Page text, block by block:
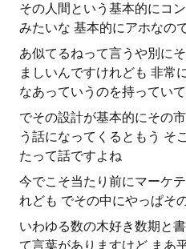
その人間という基本的にコ
みたいな 基本的にアホなの
あ似てるねって言うや別に
ましいんですけれども 非常
なあっていうのを持っていて
でその設計が基本的にその
う話になってくるともう そ
たって話ですよね
今でこそ当たり前にマーケ
れども でその中にやっぱそ
いわゆる数の木好き数期と
て言葉がありますけど まあ